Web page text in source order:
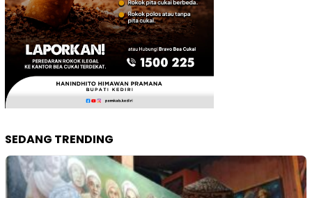
SEDANG TRENDING